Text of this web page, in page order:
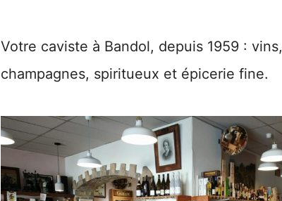
Votre caviste à Bandol, depuis 1959 : vins,
champagnes, spiritueux et épicerie fine.